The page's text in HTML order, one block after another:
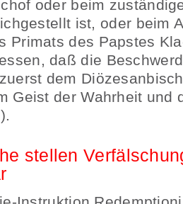
oder beim
ist, oder beim
Primats des Papstes
daß die
dem
Geist der Wahrheit und
stellen